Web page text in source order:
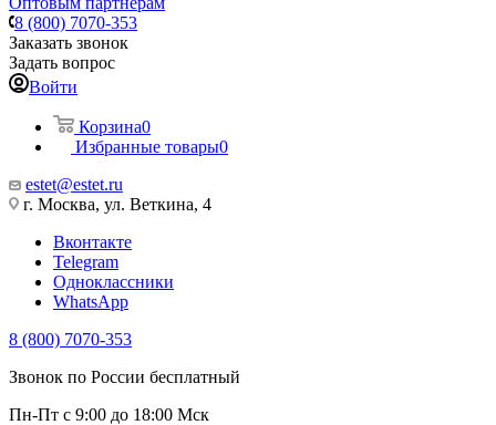
8 (800) 7070-353
Заказать звонок
Задать вопрос
Войти
Корзина0
Избранные товары0
estet@estet.ru
г. Москва, ул. Веткина, 4
Вконтакте
Telegram
Одноклассники
WhatsApp
8 (800) 7070-353
Звонок по России бесплатный
Пн-Пт с 9:00 до 18:00 Мск